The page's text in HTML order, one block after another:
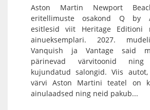
Aston Martin Newport
eritellimuste osakond Q by
esitlesid viit Heritage Editioni
ainueksemplari. 2027.
Vanquish ja Vantage said
pärinevad värvitoonid ning
kujundatud salongid. Viis
värvi Aston Martini teatel on
ainulaadsed ning neid pakub...